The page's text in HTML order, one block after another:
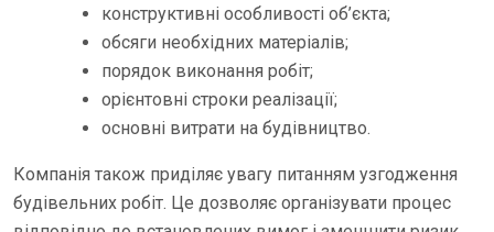
конструктивні особливості об’єкта;
обсяги необхідних матеріалів;
порядок виконання робіт;
орієнтовні строки реалізації;
основні витрати на будівництво.
Компанія також приділяє увагу питанням узгодження
будівельних робіт. Це дозволяє організувати процес